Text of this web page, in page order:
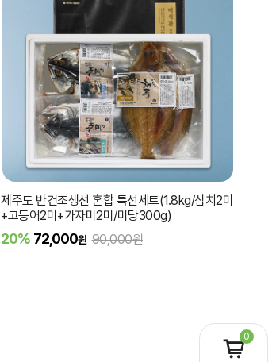
제주도 반건조생선 혼합 특선세트(1.8kg/삼치2미
+고등어2미+가자미2미/미당300g)
20% 72,000원 90,000원
0